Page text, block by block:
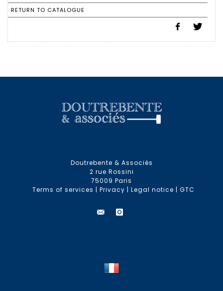
RETURN TO CATALOGUE
Doutrebente & Associés
2 rue Rossini
75009 Paris
Terms of services | Privacy | Legal notice | GTC